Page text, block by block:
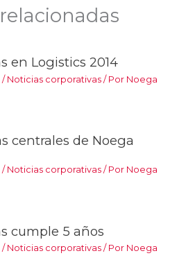
en Logistics 2014
/ Noticias corporativas/ Por Noega
centrales de Noega
/ Noticias corporativas/ Por Noega
cumple 5 años
/ Noticias corporativas/ Por Noega